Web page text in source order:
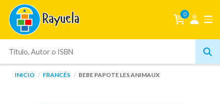
0
INICIO FRANCÉS BEBE PAPOTE LES ANIMAUX